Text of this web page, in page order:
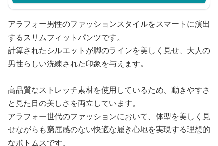
アラフォー男性のファッションスタイルをスマートに演出
するスリムフィットパンツです。
計算されたシルエットが脚のラインを美しく見せ、大人の
男性らしい洗練された印象を与えます。
高品質なストレッチ素材を使用しているため、動きやすさ
と見た目の美しさを両立しています。
アラフォー世代のファッションにおいて、体型を美しく見
せながらも窮屈感のない快適な履き心地を実現する理想的
なボトムスです。